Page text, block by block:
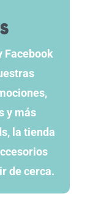
Facebook
y más
la tienda
de cerca.